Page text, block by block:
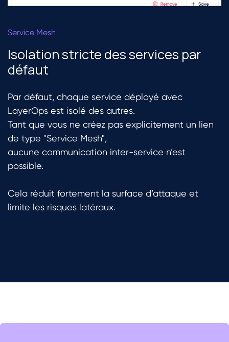
Service Mesh
Isolation stricte des services par
défaut
Par défaut, chaque service déployé avec
LayerOps est isolé des autres.
Tant que vous ne créez pas explicitement un lien
de type "Service Mesh",
aucune communication inter-service n’est
possible.
Cela réduit fortement la surface d’attaque et
limite les risques latéraux.